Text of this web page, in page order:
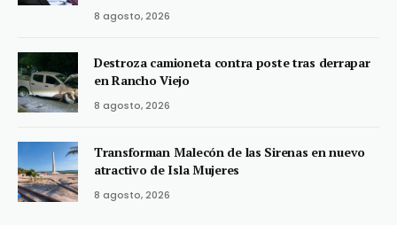
8 agosto, 2026
Destroza camioneta contra poste tras derrapar
en Rancho Viejo
8 agosto, 2026
Transforman Malecón de las Sirenas en nuevo
atractivo de Isla Mujeres
8 agosto, 2026